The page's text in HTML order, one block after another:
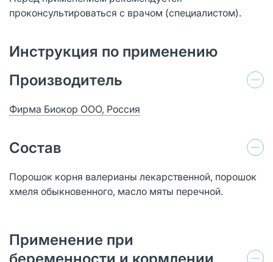
проконсультироваться с врачом (специалистом).
Инструкция по применению
Производитель
Фирма Биокор ООО, Россия
Состав
Порошок корня валерианы лекарственной, порошок
хмеля обыкновенного, масло мяты перечной.
Применение при
беременности и кормлении